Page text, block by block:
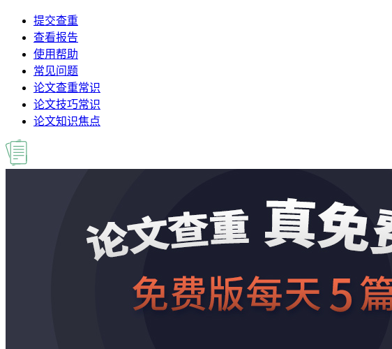
提交查重
查看报告
使用帮助
常见问题
论文查重常识
论文技巧常识
论文知识焦点